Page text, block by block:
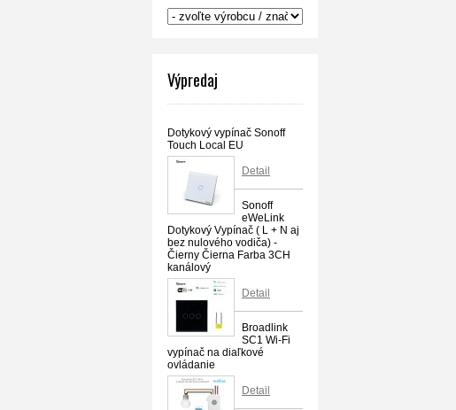
Výpredaj
Dotykový vypínač Sonoff
Touch Local EU
Detail
Sonoff
eWeLink
Dotykový Vypínač ( L + N aj
bez nulového vodiča) -
Čierny Čierna Farba 3CH
kanálový
Detail
Broadlink
SC1 Wi-Fi
vypínač na diaľkové
ovládanie
Detail